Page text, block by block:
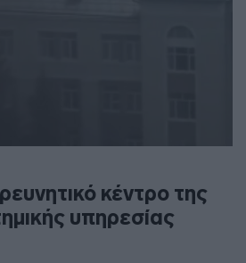
κέντρο της
υπηρεσίας